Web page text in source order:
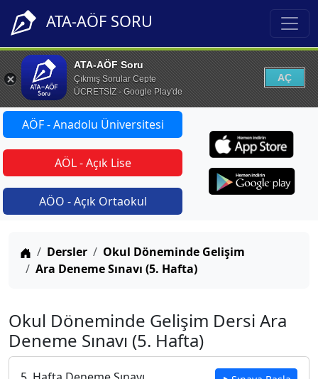
ATA-AÖF SORU
ATA-AÖF Soru
Çıkmış Sorular Cepte
ÜCRETSİZ - Google Play'de
AÇ
AÖF - Anadolu Üniversitesi
AÖL - Açık Lise
AÖO - Açık Ortaokul
Anasayfa
Dersler
Okul Döneminde Gelişim
Ara Deneme Sınavı (5. Hafta)
Okul Döneminde Gelişim Dersi Ara
Deneme Sınavı (5. Hafta)